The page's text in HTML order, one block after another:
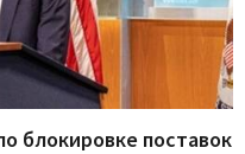
блокировке поставок